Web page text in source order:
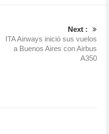
Next :
ITA Airways inició sus vuelos
a Buenos Aires con Airbus
A350